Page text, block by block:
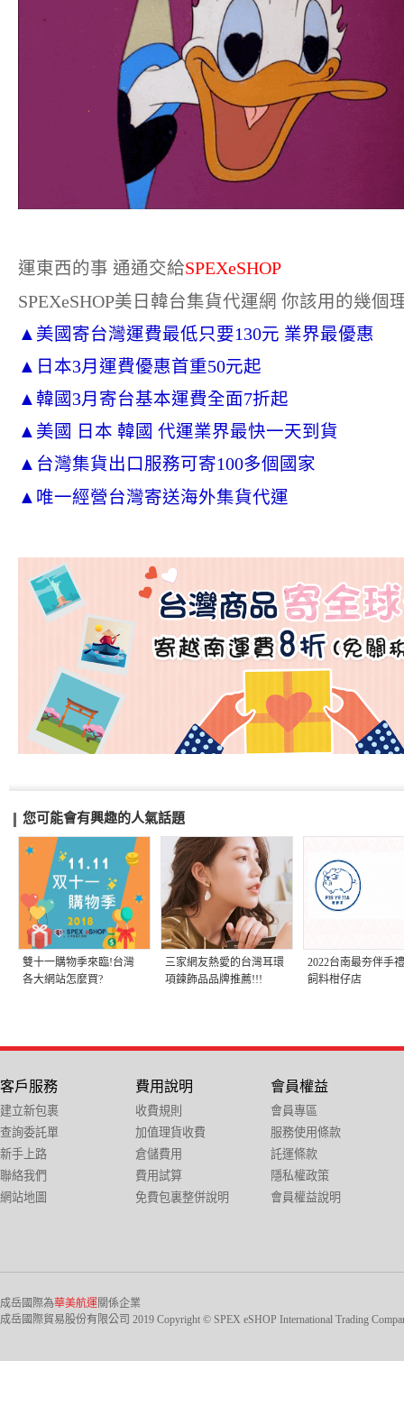
運東西的事 通通交給SPEXeSHOP
SPEXeSHOP美日韓台集貨代運網 你該用的幾個
▲美國寄台灣運費最低只要130元 業界最優惠
▲日本3月運費優惠首重50元起
▲韓國3月寄台基本運費全面7折起
▲美國 日本 韓國 代運業界最快一天到貨
▲台灣集貨出口服務可寄100多個國家
▲唯一經營台灣寄送海外集貨代運
您可能會有興趣的人氣話題
雙十一購物季來臨!台灣
各大網站怎麼買?
三家網友熱愛的台灣耳環
項鍊飾品品牌推薦!!!
2022台南最夯伴手
飼料柑仔店
客戶服務
建立新包裹
查詢委託單
新手上路
聯絡我們
網站地圖
費用說明
收費規則
加值理貨收費
倉儲費用
費用試算
免費包裏整併說明
會員權益
會員專區
服務使用條款
託運條款
隱私權政策
會員權益說明
成岳國際為華美航運關係企業
成岳國際貿易股份有限公司 2019 Copyright © SPEX eSHOP International Trading